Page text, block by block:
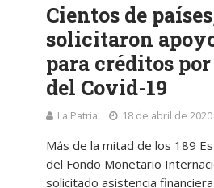
Cientos de
solicitaron
para créditos
del Covid-19
La Patria 18 de abril de 2020
Más de la mitad de los 189
del Fondo Monetario
solicitado asistencia